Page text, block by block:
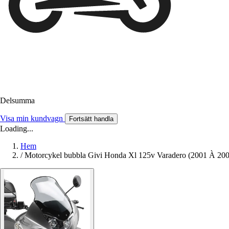
Delsumma
Visa min kundvagn Fortsätt handla
Loading...
Hem
/ Motorcykel bubbla Givi Honda Xl 125v Varadero (2001 À